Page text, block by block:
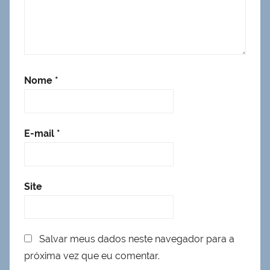
Nome *
E-mail *
Site
Salvar meus dados neste navegador para a
próxima vez que eu comentar.